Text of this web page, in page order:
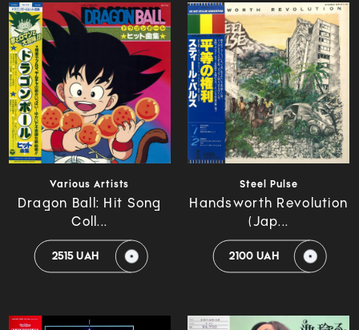
Various Artists
Dragon Ball: Hit Song
Coll...
2515 UAH
Steel Pulse
Handsworth Revolution
(Jap...
2100 UAH